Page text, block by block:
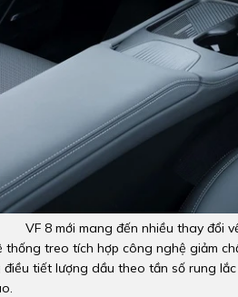
VF 8 mới mang đến nhiều thay đổi
thống treo tích hợp công nghệ giảm
tiết lượng dầu theo tần số rung